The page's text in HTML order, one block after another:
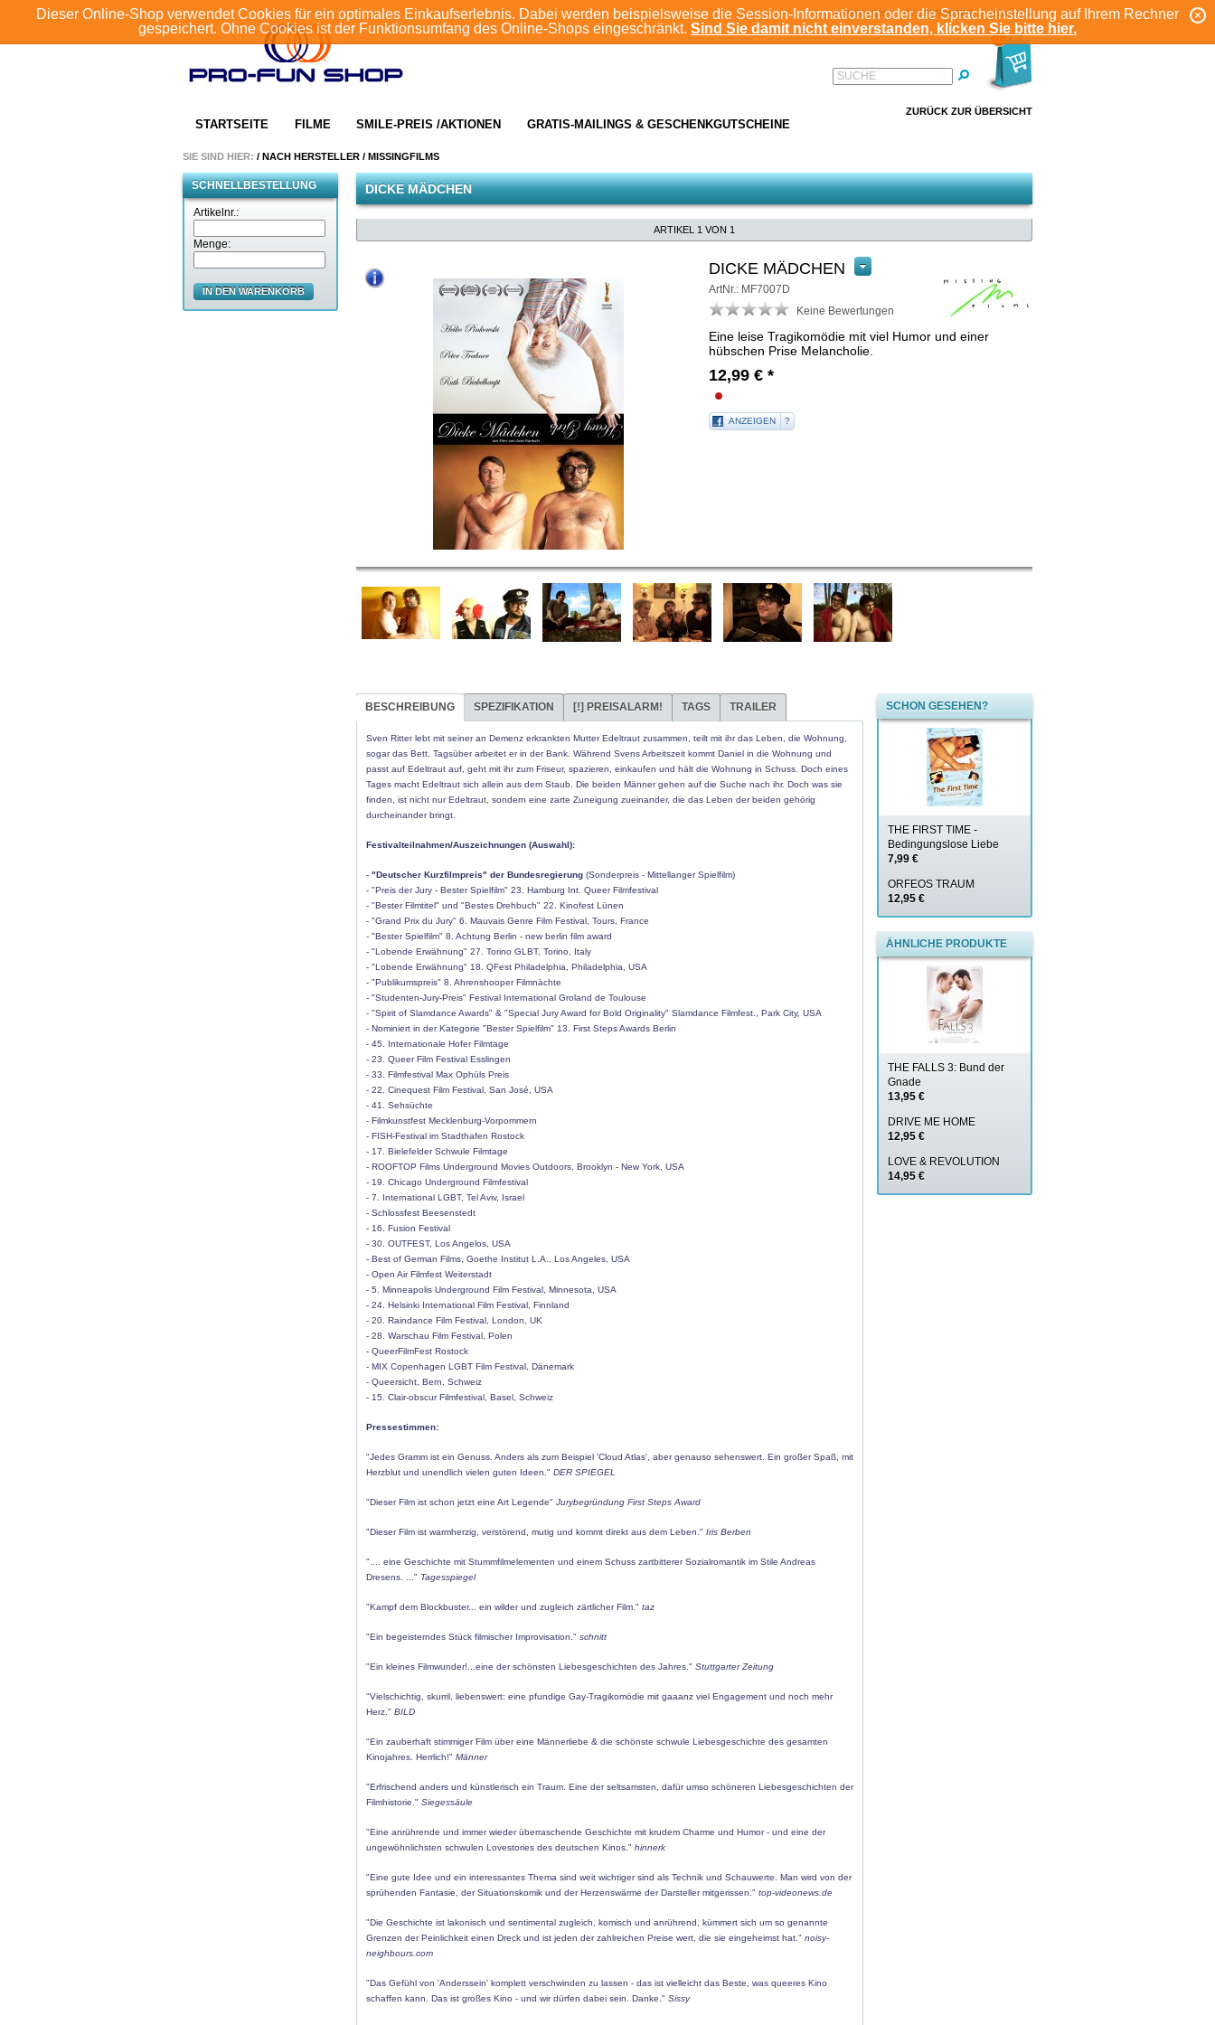
Dieser Online-Shop verwendet Cookies für ein optimales Einkaufserlebnis. Dabei werden beispielsweise die Session-Informationen oder die Spracheinstellung auf Ihrem Rechner
gespeichert. Ohne Cookies ist der Funktionsumfang des Online-Shops eingeschränkt. Sind Sie damit nicht einverstanden, klicken Sie bitte hier.
KONTO
ANMELDEN REGISTRIEREN
STARTSEITE FILME SMILE-PREIS /AKTIONEN GRATIS-MAILINGS & GESCHENKGUTSCHEINE
1
SUCHE
SIE SIND HIER: / NACH HERSTELLER / MISSINGFILMS
SCHNELLBESTELLUNG
Artikelnr.:
Menge:
IN DEN WARENKORB
ZURÜCK ZUR ÜBERSICHT
DICKE MÄDCHEN
ARTIKEL 1 VON 1
DICKE MÄDCHEN
ArtNr.: MF7007D
Keine Bewertungen
Eine leise Tragikomödie mit viel Humor und einer
hübschen Prise Melancholie.
12,99 € *
ANZEIGEN ?
BESCHREIBUNG SPEZIFIKATION [!] PREISALARM! TAGS TRAILER
Sven Ritter lebt mit seiner an Demenz erkrankten Mutter Edeltraut zusammen, teilt mit ihr das Leben, die Wohnung,
sogar das Bett. Tagsüber arbeitet er in der Bank. Während Svens Arbeitszeit kommt Daniel in die Wohnung und
passt auf Edeltraut auf, geht mit ihr zum Friseur, spazieren, einkaufen und hält die Wohnung in Schuss. Doch eines
Tages macht Edeltraut sich allein aus dem Staub. Die beiden Männer gehen auf die Suche nach ihr. Doch was sie
finden, ist nicht nur Edeltraut, sondern eine zarte Zuneigung zueinander, die das Leben der beiden gehörig
durcheinander bringt.
Festivalteilnahmen/Auszeichnungen (Auswahl):
- "Deutscher Kurzfilmpreis" der Bundesregierung (Sonderpreis - Mittellanger Spielfilm)
- "Preis der Jury - Bester Spielfilm" 23. Hamburg Int. Queer Filmfestival
- "Bester Filmtitel" und "Bestes Drehbuch" 22. Kinofest Lünen
- "Grand Prix du Jury" 6. Mauvais Genre Film Festival, Tours, France
- "Bester Spielfilm" 8. Achtung Berlin - new berlin film award
- "Lobende Erwähnung" 27. Torino GLBT, Torino, Italy
- "Lobende Erwähnung" 18. QFest Philadelphia, Philadelphia, USA
- "Publikumspreis" 8. Ahrenshooper Filmnächte
- "Studenten-Jury-Preis" Festival International Groland de Toulouse
- "Spirit of Slamdance Awards" & "Special Jury Award for Bold Originality" Slamdance Filmfest., Park City, USA
- Nominiert in der Kategorie "Bester Spielfilm" 13. First Steps Awards Berlin
- 45. Internationale Hofer Filmtage
- 23. Queer Film Festival Esslingen
- 33. Filmfestival Max Ophüls Preis
- 22. Cinequest Film Festival, San José, USA
- 41. Sehsüchte
- Filmkunstfest Mecklenburg-Vorpommern
- FISH-Festival im Stadthafen Rostock
- 17. Bielefelder Schwule Filmtage
- ROOFTOP Films Underground Movies Outdoors, Brooklyn - New York, USA
- 19. Chicago Underground Filmfestival
- 7. International LGBT, Tel Aviv, Israel
- Schlossfest Beesenstedt
- 16. Fusion Festival
- 30. OUTFEST, Los Angelos, USA
- Best of German Films, Goethe Institut L.A., Los Angeles, USA
- Open Air Filmfest Weiterstadt
- 5. Minneapolis Underground Film Festival, Minnesota, USA
- 24. Helsinki International Film Festival, Finnland
- 20. Raindance Film Festival, London, UK
- 28. Warschau Film Festival, Polen
- QueerFilmFest Rostock
- MIX Copenhagen LGBT Film Festival, Dänemark
- Queersicht, Bern, Schweiz
- 15. Clair-obscur Filmfestival, Basel, Schweiz
Pressestimmen:
"Jedes Gramm ist ein Genuss. Anders als zum Beispiel 'Cloud Atlas', aber genauso sehenswert. Ein großer Spaß, mit
Herzblut und unendlich vielen guten Ideen." DER SPIEGEL
"Dieser Film ist schon jetzt eine Art Legende" Jurybegründung First Steps Award
"Dieser Film ist warmherzig, verstörend, mutig und kommt direkt aus dem Leben." Iris Berben
".... eine Geschichte mit Stummfilmelementen und einem Schuss zartbitterer Sozialromantik im Stile Andreas
Dresens. ..." Tagesspiegel
"Kampf dem Blockbuster... ein wilder und zugleich zärtlicher Film." taz
"Ein begeisterndes Stück filmischer Improvisation." schnitt
"Ein kleines Filmwunder!...eine der schönsten Liebesgeschichten des Jahres." Stuttgarter Zeitung
"Vielschichtig, skurril, liebenswert: eine pfundige Gay-Tragikomödie mit gaaanz viel Engagement und noch mehr
Herz." BILD
"Ein zauberhaft stimmiger Film über eine Männerliebe & die schönste schwule Liebesgeschichte des gesamten
Kinojahres. Herrlich!" Männer
"Erfrischend anders und künstlerisch ein Traum. Eine der seltsamsten, dafür umso schöneren Liebesgeschichten der
Filmhistorie." Siegessäule
"Eine anrührende und immer wieder überraschende Geschichte mit krudem Charme und Humor - und eine der
ungewöhnlichsten schwulen Lovestories des deutschen Kinos." hinnerk
"Eine gute Idee und ein interessantes Thema sind weit wichtiger sind als Technik und Schauwerte. Man wird von der
sprühenden Fantasie, der Situationskomik und der Herzenswärme der Darsteller mitgerissen." top-videonews.de
"Die Geschichte ist lakonisch und sentimental zugleich, komisch und anrührend, kümmert sich um so genannte
Grenzen der Peinlichkeit einen Dreck und ist jeden der zahlreichen Preise wert, die sie eingeheimst hat." noisy-
neighbours.com
"Das Gefühl von 'Anderssein' komplett verschwinden zu lassen - das ist vielleicht das Beste, was queeres Kino
schaffen kann. Das ist großes Kino - und wir dürfen dabei sein. Danke." Sissy
SCHON GESEHEN?
THE FIRST TIME -
Bedingungslose Liebe
7,99 €
ORFEOS TRAUM
12,95 €
ÄHNLICHE PRODUKTE
THE FALLS 3: Bund der
Gnade
13,95 €
DRIVE ME HOME
12,95 €
LOVE & REVOLUTION
14,95 €